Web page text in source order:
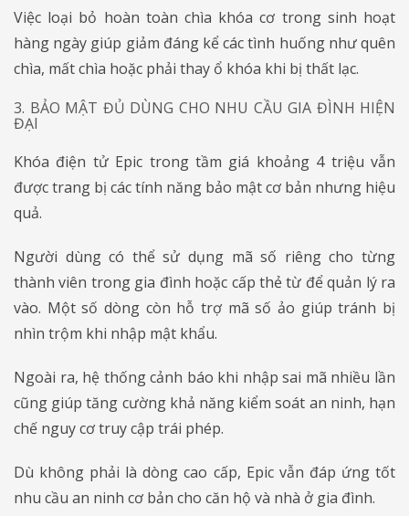
Việc loại bỏ hoàn toàn chìa khóa cơ trong sinh hoạt
hàng ngày giúp giảm đáng kể các tình huống như quên
chìa, mất chìa hoặc phải thay ổ khóa khi bị thất lạc.
3. BẢO MẬT ĐỦ DÙNG CHO NHU CẦU GIA ĐÌNH HIỆN
ĐẠI
Khóa điện tử Epic trong tầm giá khoảng 4 triệu vẫn
được trang bị các tính năng bảo mật cơ bản nhưng hiệu
quả.
Người dùng có thể sử dụng mã số riêng cho từng
thành viên trong gia đình hoặc cấp thẻ từ để quản lý ra
vào. Một số dòng còn hỗ trợ mã số ảo giúp tránh bị
nhìn trộm khi nhập mật khẩu.
Ngoài ra, hệ thống cảnh báo khi nhập sai mã nhiều lần
cũng giúp tăng cường khả năng kiểm soát an ninh, hạn
chế nguy cơ truy cập trái phép.
Dù không phải là dòng cao cấp, Epic vẫn đáp ứng tốt
nhu cầu an ninh cơ bản cho căn hộ và nhà ở gia đình.